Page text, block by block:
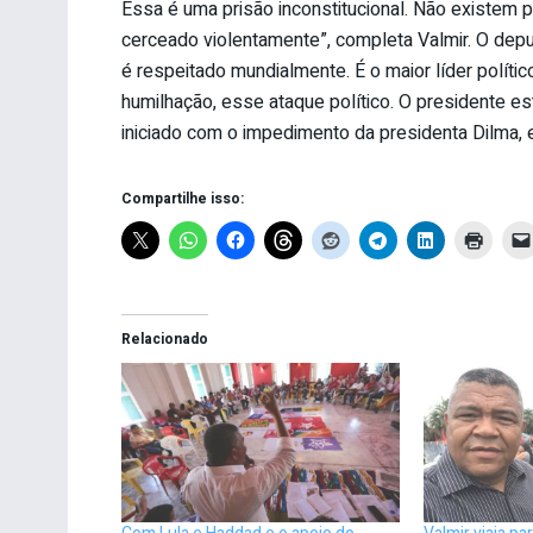
Essa é uma prisão inconstitucional. Não existem
cerceado violentamente”, completa Valmir. O
é respeitado mundialmente. É o maior líder
humilhação, esse ataque político. O presidente
iniciado com o impedimento da presidenta Dilma,
Compartilhe isso:
Relacionado